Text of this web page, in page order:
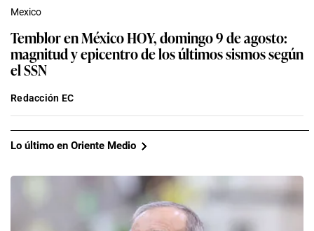
Mexico
Temblor en México HOY, domingo 9 de agosto:
magnitud y epicentro de los últimos sismos según
el SSN
Redacción EC
Lo último en Oriente Medio